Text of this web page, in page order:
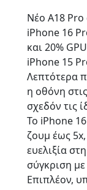
Νέο A18 Pro
iPhone 16
και 20%
iPhone 15
Λεπτότερα
η οθόνη
σχεδόν τις
Το iPhone
ζουμ έως
ευελιξία
σύγκριση
Επιπλέον,